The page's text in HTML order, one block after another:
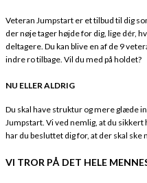
Veteran Jumpstart er et tilbud til dig
der nøje tager højde for dig, lige dér,
deltagere. Du kan blive en af de 9
indre ro tilbage. Vil du med på holdet?
NU ELLER ALDRIG
Du skal have struktur og mere glæde
Jumpstart. Vi ved nemlig, at du sikkert
har du besluttet dig for, at der skal ske
VI TROR PÅ DET HELE